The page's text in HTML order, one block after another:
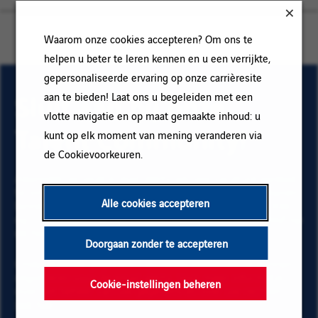
Waarom onze cookies accepteren? Om ons te
helpen u beter te leren kennen en u een verrijkte,
gepersonaliseerde ervaring op onze carrièresite
aan te bieden! Laat ons u begeleiden met een
vlotte navigatie en op maat gemaakte inhoud: u
kunt op elk moment van mening veranderen via
de Cookievoorkeuren.
Alle cookies accepteren
Doorgaan zonder te accepteren
Cookie-instellingen beheren
Sluit aan bij onze
Talent Community!
te ontvangen en informatie te krijgen over nieuwe banen
binnen Vinci. Vul uw e-mailadres en voorkeuren in. Klik
op "Toevoegen" en vervolgens op "Abonneren" en blijf op
de hoogte via onze e-mail alerts!
Onderstaande gegevens zijn noodzakelijk om te kunnen
registreren voor de email alerts. Voor meer informatie
over het beheer van uw gegevens en over uw rechten,
klik hier.